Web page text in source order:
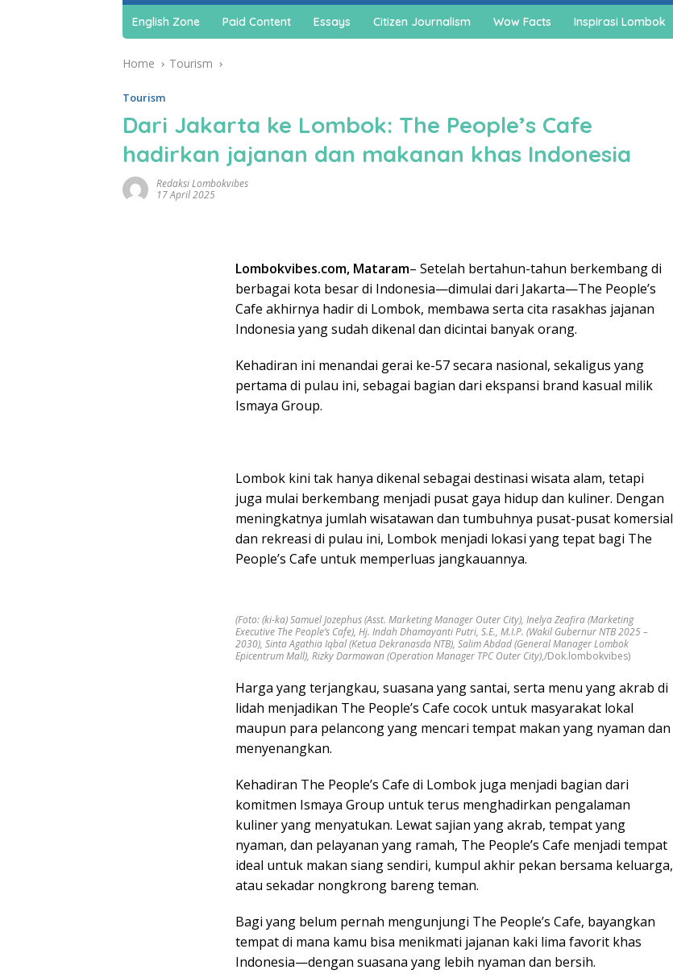
English Zone Paid Content Essays Citizen Journalism Wow Facts Inspirasi Lombok
Home Tourism
Tourism
Dari Jakarta ke Lombok: The People’s Cafe
hadirkan jajanan dan makanan khas Indonesia
Redaksi Lombokvibes
17 April 2025
Lombokvibes.com, Mataram– Setelah bertahun-tahun berkembang di
berbagai kota besar di Indonesia—dimulai dari Jakarta—The People’s
Cafe akhirnya hadir di Lombok, membawa serta cita rasakhas jajanan
Indonesia yang sudah dikenal dan dicintai banyak orang.
Kehadiran ini menandai gerai ke-57 secara nasional, sekaligus yang
pertama di pulau ini, sebagai bagian dari ekspansi brand kasual milik
Ismaya Group.
Lombok kini tak hanya dikenal sebagai destinasi wisata alam, tetapi
juga mulai berkembang menjadi pusat gaya hidup dan kuliner. Dengan
meningkatnya jumlah wisatawan dan tumbuhnya pusat-pusat komersial
dan rekreasi di pulau ini, Lombok menjadi lokasi yang tepat bagi The
People’s Cafe untuk memperluas jangkauannya.
(Foto: (ki-ka) Samuel Jozephus (Asst. Marketing Manager Outer City), Inelya Zeafira (Marketing
Executive The People’s Cafe), Hj. Indah Dhamayanti Putri, S.E., M.I.P. (Wakil Gubernur NTB 2025 –
2030), Sinta Agathia Iqbal (Ketua Dekranasda NTB), Salim Abdad (General Manager Lombok
Epicentrum Mall), Rizky Darmawan (Operation Manager TPC Outer City),/Dok.lombokvibes)
Harga yang terjangkau, suasana yang santai, serta menu yang akrab di
lidah menjadikan The People’s Cafe cocok untuk masyarakat lokal
maupun para pelancong yang mencari tempat makan yang nyaman dan
menyenangkan.
Kehadiran The People’s Cafe di Lombok juga menjadi bagian dari
komitmen Ismaya Group untuk terus menghadirkan pengalaman
kuliner yang menyatukan. Lewat sajian yang akrab, tempat yang
nyaman, dan pelayanan yang ramah, The People’s Cafe menjadi tempat
ideal untuk makan siang sendiri, kumpul akhir pekan bersama keluarga,
atau sekadar nongkrong bareng teman.
Bagi yang belum pernah mengunjungi The People’s Cafe, bayangkan
tempat di mana kamu bisa menikmati jajanan kaki lima favorit khas
Indonesia—dengan suasana yang lebih nyaman dan bersih.